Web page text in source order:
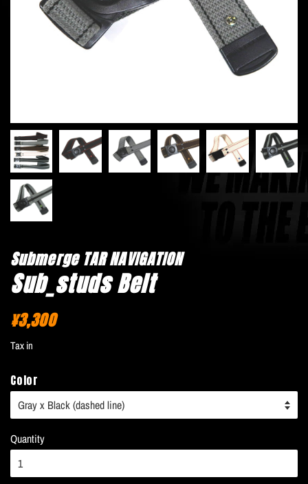
Submerge TAR NAVIGATION
Sub_studs Belt
Regular
¥3,300Sale
Tax in
Color
Quantity